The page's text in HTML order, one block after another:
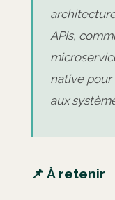
APIs,
native pour
aux
📌 À retenir